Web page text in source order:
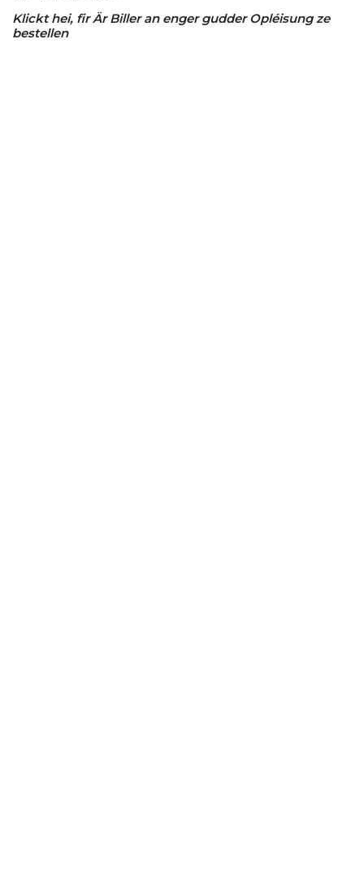
Klickt hei, fir Är Biller an enger gudder Opléisung ze
bestellen